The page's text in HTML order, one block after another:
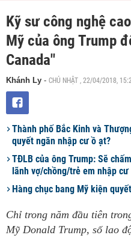
Kỹ sư công nghệ
Mỹ của ông Trump
Canada"
Khánh Ly - CHỦ NHẬT , 22/04/2018,
Thành phố Bắc Kinh và
quyết ngăn nhập cư ồ ạt?
TĐLB của ông Trump: Sẽ
lãnh vợ/chồng/trẻ em nhập cư
Hàng chục bang Mỹ kiện
Chỉ trong năm đầu tiên
Mỹ Donald Trump, số lao